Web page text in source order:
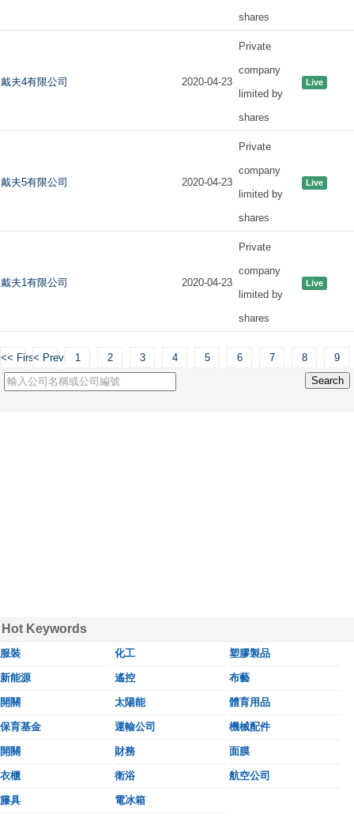
shares
戴夫4有限公司 2020-04-23
Private
company
limited by
shares
Live
戴夫5有限公司 2020-04-23
Private
company
limited by
shares
Live
戴夫1有限公司 2020-04-23
Private
company
limited by
shares
Live
<< First< Previous1 2 3 4 5 6 7 8 9
Hot Keywords
服裝 化工 塑膠製品
新能源 遙控 布藝
開關 太陽能 體育用品
保育基金 運輸公司 機械配件
開關 財務 面膜
衣櫃 衛浴 航空公司
籐具 電冰箱